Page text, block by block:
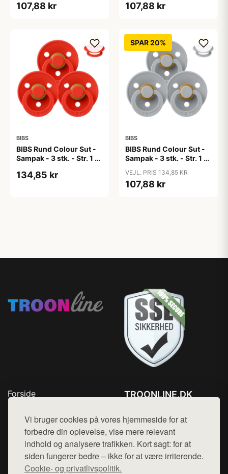
Vi bruger cookies på vores hjemmeside for at
forbedre din oplevelse, vise mere relevant
indhold og analysere trafikken. Kort sagt: for at
siden fungerer bedre – ikke for at være irriterende.
Cookie- og privatlivspolitik.
107,88 kr 107,88 kr
BIBS
BIBS Rund Colour Sut -
Sampak - 3 stk. - Str. 1 -
134,85 kr
SPAR 20%
BIBS
BIBS Rund Colour Sut -
Sampak - 3 stk. - Str. 1 -
VEJL. PRIS 134,85 KR
107,88 kr
Forside
Top Rabatter
Blog
Kontakt
TROONLINE.DK
Mail: hej@want.dk
Cookie- og privatlivspolitik